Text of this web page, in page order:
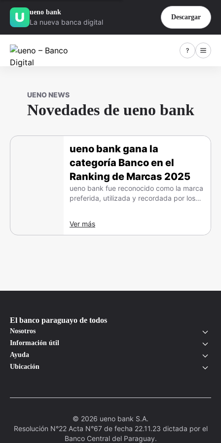
ueno bank
La nueva banca digital
Descargar
UENO NEWS
Novedades de ueno bank
ueno bank gana la
categoría Banco en el
Ranking de Marcas 2025
ueno bank fue reconocido como la marca
preferida, utilizada y recordada por los
Ver más
El banco paraguayo de todos
Nosotros
Información útil
Ayuda
Ubicación
© 2026 ueno bank S.A.
Resolución N°22 Acta N°67 de fecha 22.11.23 dictada por el
Banco Central del Paraguay.